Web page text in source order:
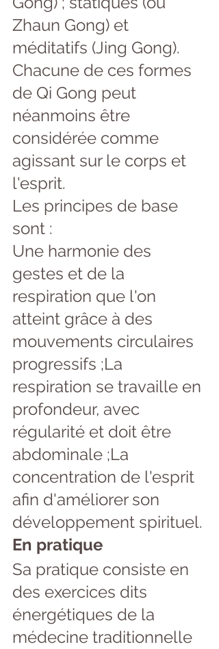
Zhaun Gong) et
méditatifs (Jing Gong).
Chacune de ces formes
de Qi Gong peut
néanmoins être
considérée comme
agissant sur le corps et
l'esprit.
Les principes de base
sont :
Une harmonie des
gestes et de la
respiration que l'on
atteint grâce à des
mouvements circulaires
progressifs ;La
respiration se travaille en
profondeur, avec
régularité et doit être
abdominale ;La
concentration de l'esprit
afin d'améliorer son
développement spirituel.
En pratique
Sa pratique consiste en
des exercices dits
énergétiques de la
médecine traditionnelle